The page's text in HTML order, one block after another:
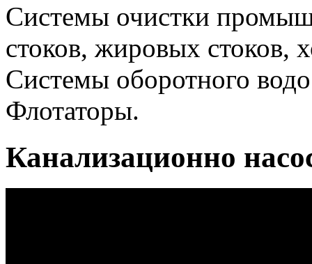
Системы очистки
стоков, жировых стоков,
Системы оборотного
Флотаторы.
Канализационно